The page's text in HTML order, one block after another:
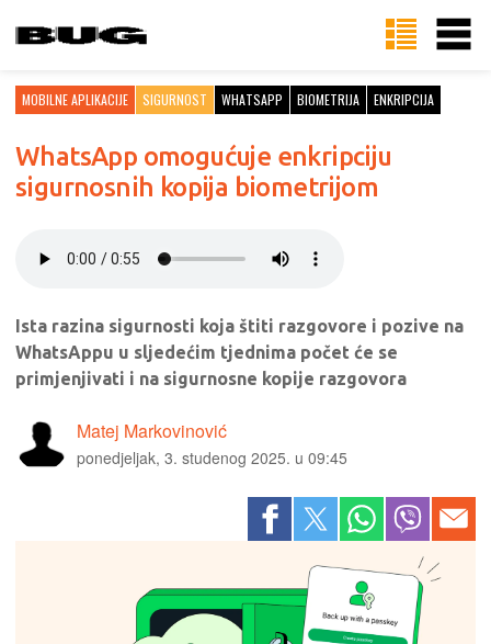
MOBILNE APLIKACIJE SIGURNOST WHATSAPP BIOMETRIJA ENKRIPCIJA
WhatsApp omogućuje enkripciju
sigurnosnih kopija biometrijom
Ista razina sigurnosti koja štiti razgovore i pozive na
WhatsAppu u sljedećim tjednima počet će se
primjenjivati i na sigurnosne kopije razgovora
Matej Markovinović
ponedjeljak, 3. studenog 2025. u 09:45